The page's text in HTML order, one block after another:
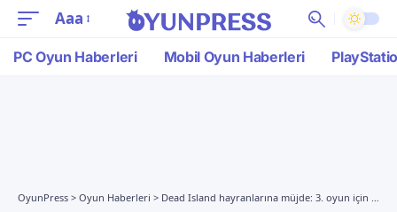
Aaa
PC Oyun Haberleri Mobil Oyun Haberleri
OyunPress > Oyun Haberleri > Dead Island hayranlarına müjde: 3. oyun için tarih verildi